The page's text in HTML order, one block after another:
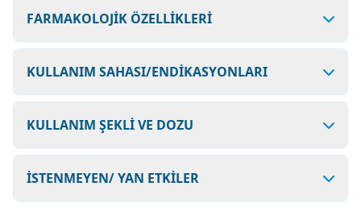
FARMAKOLOJİK ÖZELLİKLERİ
KULLANIM SAHASI/ENDİKASYONLARI
KULLANIM ŞEKLİ VE DOZU
İSTENMEYEN/ YAN ETKİLER